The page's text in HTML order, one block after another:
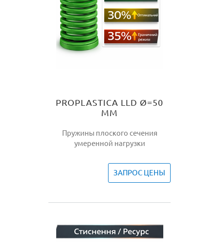
PROPLASTICA LLD Ø=50
ММ
Пружины плоского сечения
умеренной нагрузки
ЗАПРОС ЦЕНЫ